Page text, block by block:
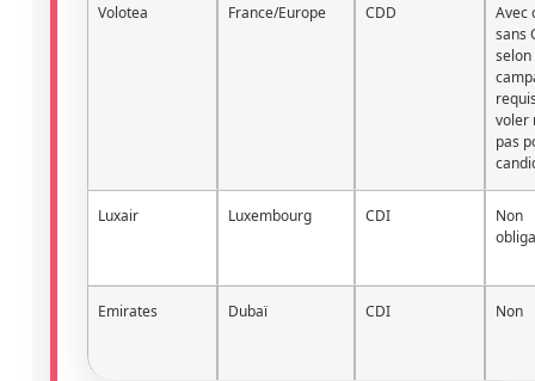
Volotea France/Europe CDD
Avec
sans
selon
voler
pas
Luxair Luxembourg CDI
Non
Emirates Dubaï CDI Non